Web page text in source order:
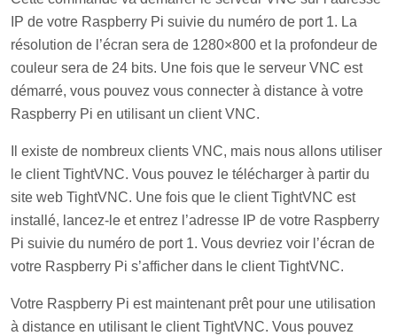
IP de votre Raspberry Pi suivie du numéro de port 1. La
résolution de l’écran sera de 1280×800 et la profondeur de
couleur sera de 24 bits. Une fois que le serveur VNC est
démarré, vous pouvez vous connecter à distance à votre
Raspberry Pi en utilisant un client VNC.
Il existe de nombreux clients VNC, mais nous allons utiliser
le client TightVNC. Vous pouvez le télécharger à partir du
site web TightVNC. Une fois que le client TightVNC est
installé, lancez-le et entrez l’adresse IP de votre Raspberry
Pi suivie du numéro de port 1. Vous devriez voir l’écran de
votre Raspberry Pi s’afficher dans le client TightVNC.
Votre Raspberry Pi est maintenant prêt pour une utilisation
à distance en utilisant le client TightVNC. Vous pouvez